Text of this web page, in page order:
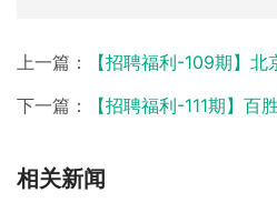
上一篇：
【招聘福利-109期】北京、
下一篇：
【招聘福利-111期】
相关新闻